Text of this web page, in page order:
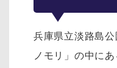
兵庫県立淡路島
ノモリ」の中に